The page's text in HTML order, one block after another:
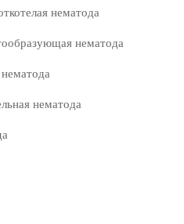
нематода
нематода
нематода